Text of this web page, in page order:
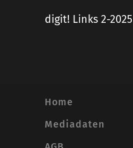
digit! Links 2-2025
Home
Mediadaten